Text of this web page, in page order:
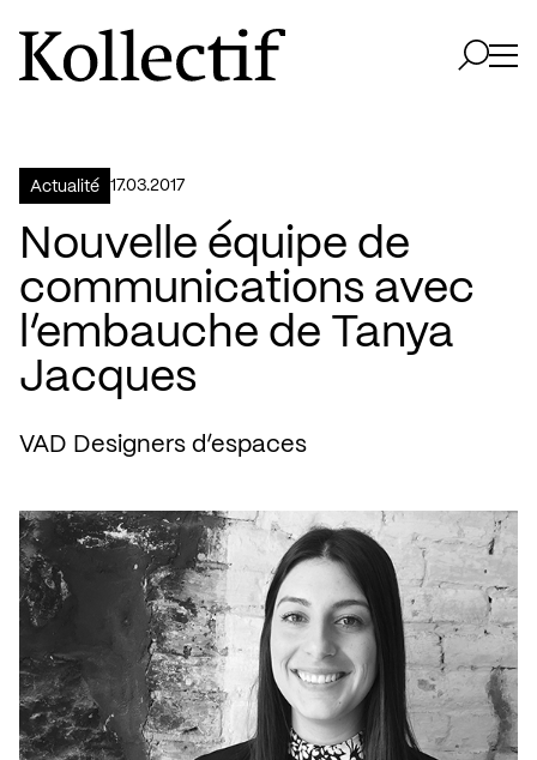
Aller à la page d'accueil
Logo Kollectif
Actualité 17.03.2017
Nouvelle équipe de
communications avec
l’embauche de Tanya
Jacques
VAD Designers d’espaces